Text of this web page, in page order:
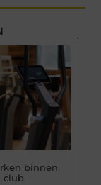
binnen
club